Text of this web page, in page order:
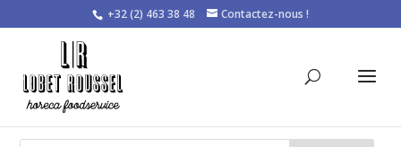
+32 (2) 463 38 48 Contactez-nous !